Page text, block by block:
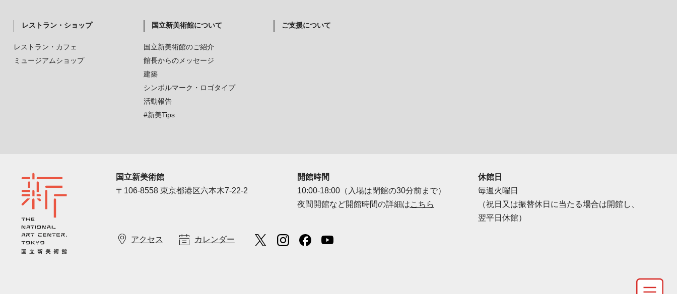
レストラン・ショップ
レストラン・カフェ
ミュージアムショップ
国立新美術館について
国立新美術館のご紹介
館長からのメッセージ
建築
シンボルマーク・ロゴタイプ
活動報告
#新美Tips
ご支援について
国立新美術館
〒106-8558 東京都港区六本木7-22-2
開館時間
10:00-18:00（入場は閉館の30分前まで）
夜間開館など開館時間の詳細はこちら
休館日
毎週火曜日
（祝日又は振替休日に当たる場合は開館し、
翌平日休館）
アクセス カレンダー